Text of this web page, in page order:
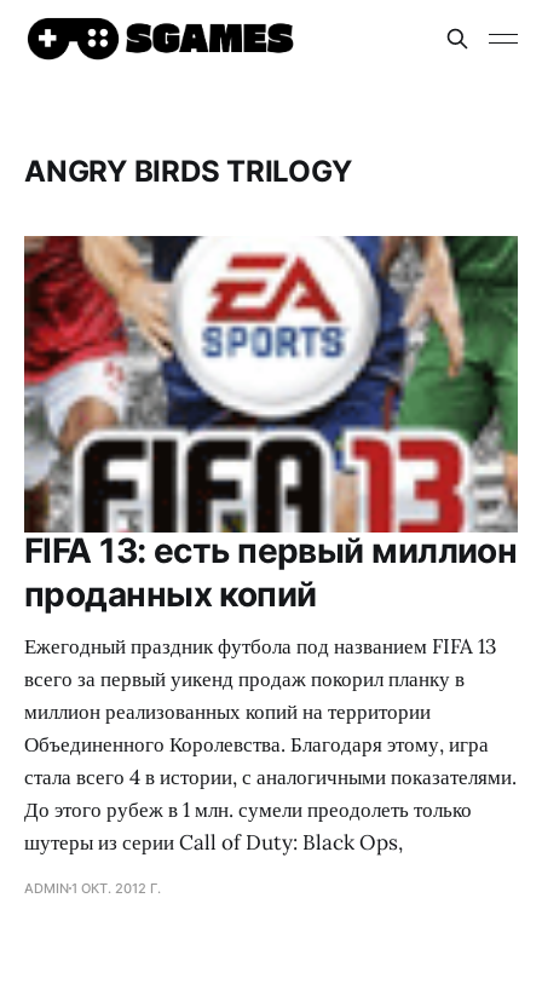
ANGRY BIRDS TRILOGY
FIFA 13: есть первый миллион
проданных копий
Ежегодный праздник футбола под названием FIFA 13
всего за первый уикенд продаж покорил планку в
миллион реализованных копий на территории
Объединенного Королевства. Благодаря этому, игра
стала всего 4 в истории, с аналогичными показателями.
До этого рубеж в 1 млн. сумели преодолеть только
шутеры из серии Call of Duty: Black Ops,
ADMIN1 ОКТ. 2012 Г.